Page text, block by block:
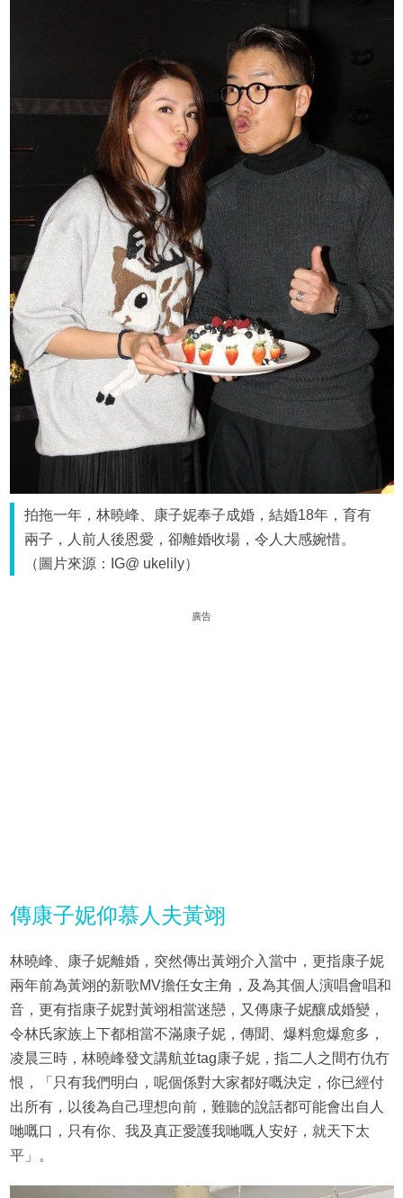
拍拖一年，林曉峰、康子妮奉子成婚，結婚18年，育有
兩子，人前人後恩愛，卻離婚收場，令人大感婉惜。
（圖片來源：IG@ ukelily）
廣告
傳康子妮仰慕人夫黃翊
林曉峰、康子妮離婚，突然傳出黃翊介入當中，更指康子妮
兩年前為黃翊的新歌MV擔任女主角，及為其個人演唱會唱和
音，更有指康子妮對黃翊相當迷戀，又傳康子妮釀成婚變，
令林氏家族上下都相當不滿康子妮，傳聞、爆料愈爆愈多，
凌晨三時，林曉峰發文講航並tag康子妮，指二人之間冇仇冇
恨，「只有我們明白，呢個係對大家都好嘅決定，你已經付
出所有，以後為自己理想向前，難聽的說話都可能會出自人
哋嘅口，只有你、我及真正愛護我哋嘅人安好，就天下太
平」。